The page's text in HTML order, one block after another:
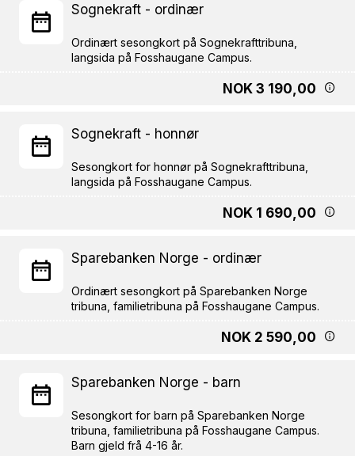
Sognekraft - ordinær
Ordinært sesongkort på Sognekrafttribuna,
NOK 3 190,00
Sognekraft - honnør
Sesongkort for honnør på Sognekrafttribuna,
NOK 1 690,00
Sparebanken Norge - ordinær
Ordinært sesongkort på Sparebanken Norge
NOK 2 590,00
Sparebanken Norge - barn
Sesongkort for barn på Sparebanken Norge
tribuna, familietribuna på Fosshaugane Campus.